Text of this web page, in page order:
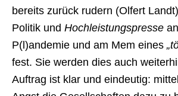
bereits zurück rudern (Olfert
Politik und Hochleistungspresse
P(l)andemie und am Mem eines
fest. Sie werden dies auch
Auftrag ist klar und eindeutig: